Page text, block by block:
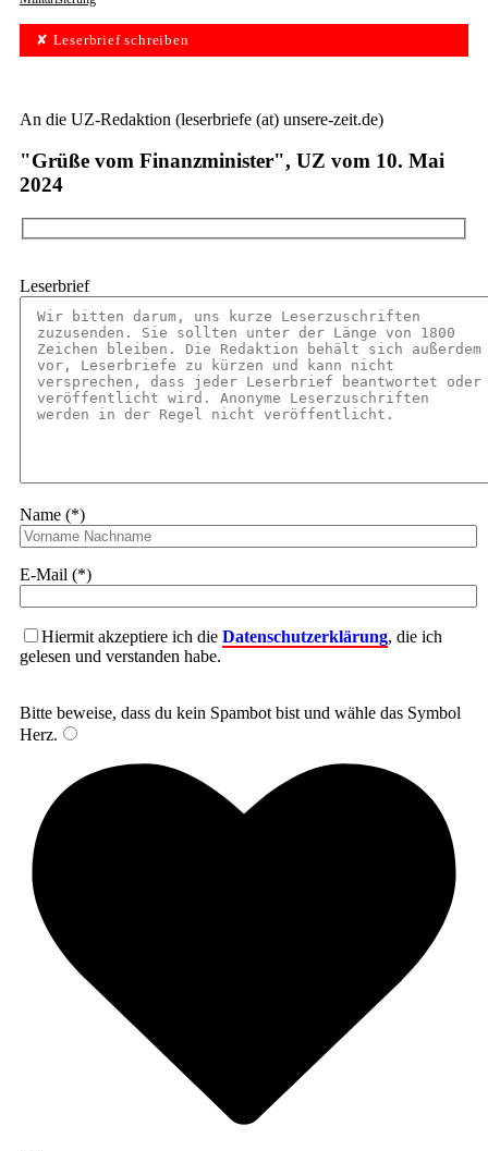
✘ Leserbrief schreiben
An die UZ-Redaktion (leserbriefe (at) unsere-zeit.de)
"Grüße vom Finanzminister", UZ vom 10. Mai
2024
Leserbrief
Name (*)
E-Mail (*)
Hiermit akzeptiere ich die Datenschutzerklärung, die ich
gelesen und verstanden habe.
Bitte beweise, dass du kein Spambot bist und wähle das Symbol
Herz.